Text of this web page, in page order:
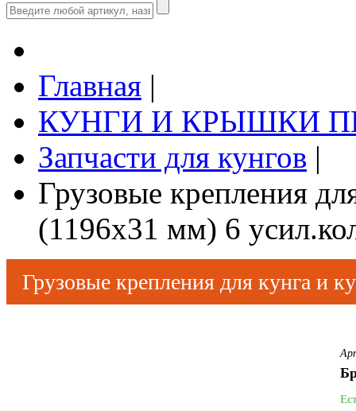
Главная |
КУНГИ И КРЫШКИ
Запчасти для кунгов |
Грузовые крепления
(1196х31 мм) 6
Грузовые крепления для кунга и